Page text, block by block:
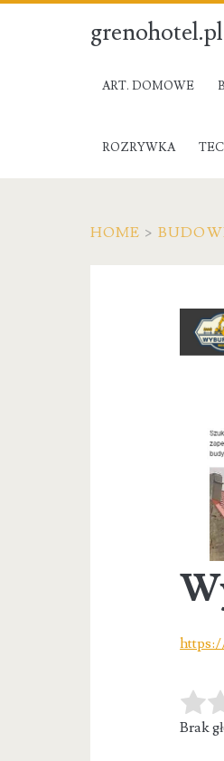
grenohotel.pl
ART. DOMOWE
ROZRYWKA
HOME >
Brak